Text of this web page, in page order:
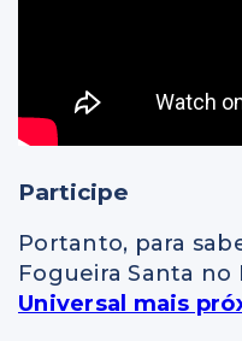
Participe
Portanto, para
Fogueira Santa no
Universal mais